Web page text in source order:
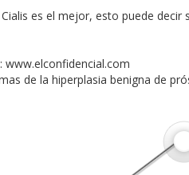
es el mejor, esto puede
www.elconfidencial.com
de la hiperplasia benigna de